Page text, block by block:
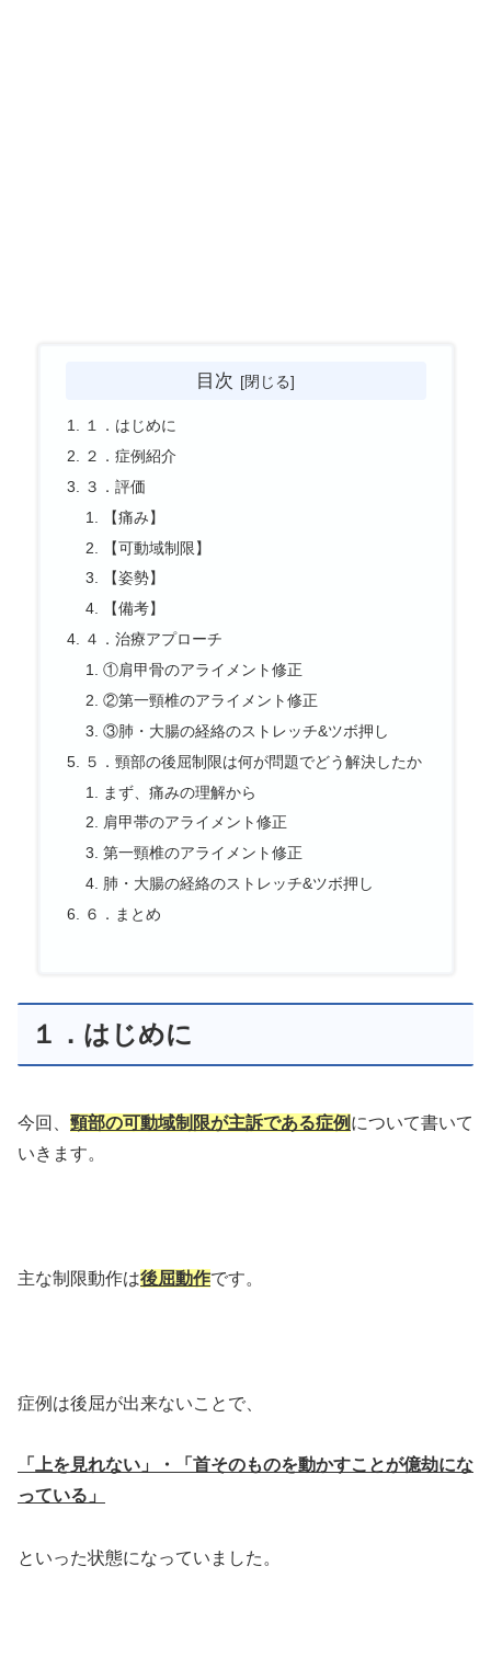
目次
１．はじめに
２．症例紹介
３．評価
【痛み】
【可動域制限】
【姿勢】
【備考】
４．治療アプローチ
①肩甲骨のアライメント修正
②第一頸椎のアライメント修正
③肺・大腸の経絡のストレッチ&ツボ押し
５．頸部の後屈制限は何が問題でどう解決したか
まず、痛みの理解から
肩甲帯のアライメント修正
第一頸椎のアライメント修正
肺・大腸の経絡のストレッチ&ツボ押し
６．まとめ
１．はじめに
今回、 頸部の可動域制限が主訴である症例 について書いて
いきます。
主な制限動作は後屈動作です。
症例は後屈が出来ないことで、
「上を見れない」・「首そのものを動かすことが億劫にな
っている」
といった状態になっていました。